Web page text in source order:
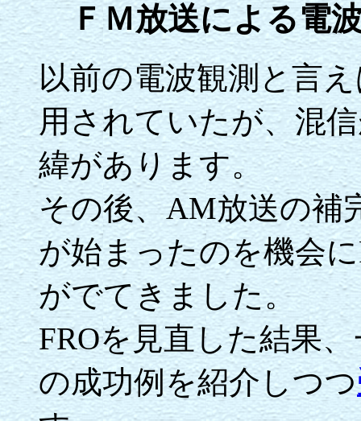
ＦＭ放送による電波
以前の電波観測と言
用されていたが、混
緯があります。
その後、AM放送の補
が始まったのを機会
がでてきました。
FROを見直した結果
の成功例を紹介しつつ